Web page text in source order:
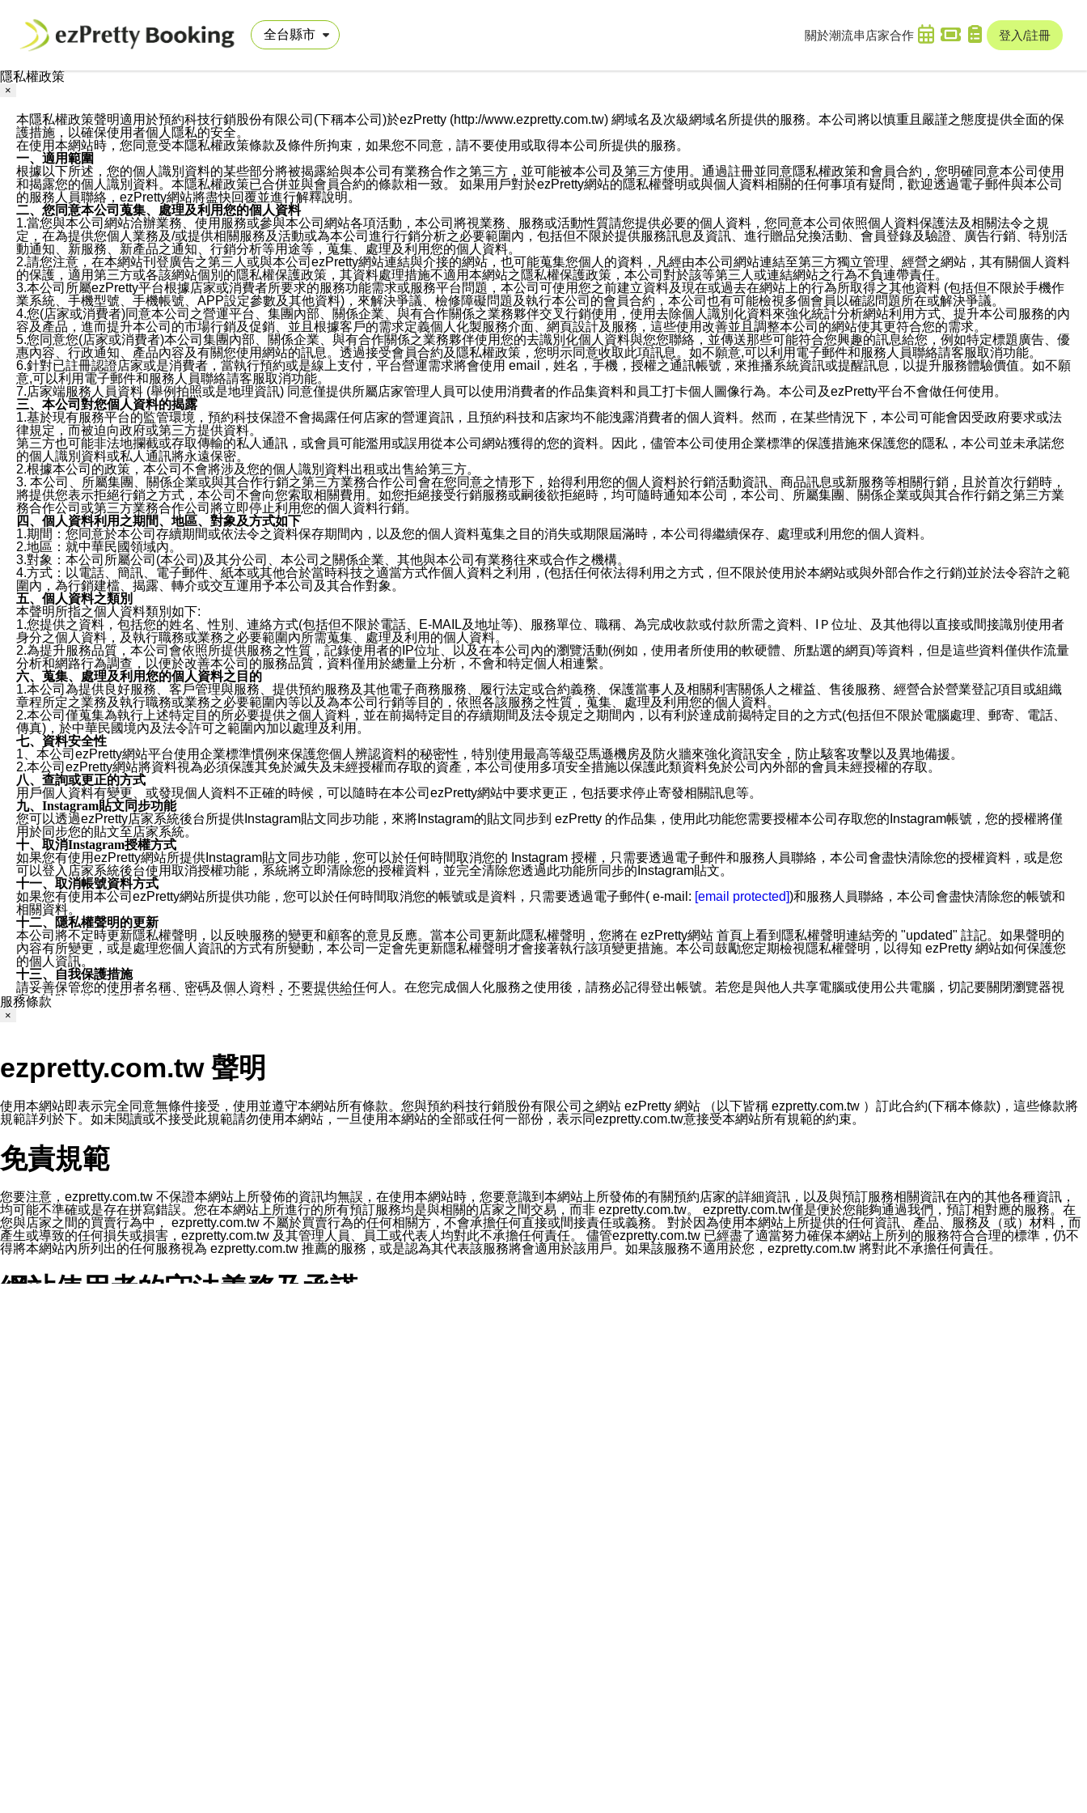
關於潮流串 店家合作 登入/註冊
隱私權政策
×
本隱私權政策聲明適用於預約科技行銷股份有限公司(下稱本公司)於ezPretty (http://www.ezpretty.com.tw) 網域名及次級網域名所提供的服務。本公司將以慎重且嚴謹之態度提供全面的保
護措施，以確保使用者個人隱私的安全。
在使用本網站時，您同意受本隱私權政策條款及條件所拘束，如果您不同意，請不要使用或取得本公司所提供的服務。
一、適用範圍
根據以下所述，您的個人識別資料的某些部分將被揭露給與本公司有業務合作之第三方，並可能被本公司及第三方使用。通過註冊並同意隱私權政策和會員合約，您明確同意本公司使用
和揭露您的個人識別資料。本隱私權政策已合併並與會員合約的條款相一致。 如果用戶對於ezPretty網站的隱私權聲明或與個人資料相關的任何事項有疑問，歡迎透過電子郵件與本公司
的服務人員聯絡，ezPretty網站將盡快回覆並進行解釋說明。
二、您同意本公司蒐集、處理及利用您的個人資料
1.當您與本公司網站洽辦業務、使用服務或參與本公司網站各項活動，本公司將視業務、服務或活動性質請您提供必要的個人資料，您同意本公司依照個人資料保護法及相關法令之規
定，在為提供您個人業務及/或提供相關服務及活動或為本公司進行行銷分析之必要範圍內，包括但不限於提供服務訊息及資訊、進行贈品兌換活動、會員登錄及驗證、廣告行銷、特別活
動通知、新服務、新產品之通知、行銷分析等用途等，蒐集、處理及利用您的個人資料。
2.請您注意，在本網站刊登廣告之第三人或與本公司ezPretty網站連結與介接的網站，也可能蒐集您個人的資料，凡經由本公司網站連結至第三方獨立管理、經營之網站，其有關個人資料
的保護，適用第三方或各該網站個別的隱私權保護政策，其資料處理措施不適用本網站之隱私權保護政策，本公司對於該等第三人或連結網站之行為不負連帶責任。
3.本公司所屬ezPretty平台根據店家或消費者所要求的服務功能需求或服務平台問題，本公司可使用您之前建立資料及現在或過去在網站上的行為所取得之其他資料 (包括但不限於手機作
業系統、手機型號、手機帳號、APP設定參數及其他資料)，來解決爭議、檢修障礙問題及執行本公司的會員合約，本公司也有可能檢視多個會員以確認問題所在或解決爭議。
4.您(店家或消費者)同意本公司之營運平台、集團內部、關係企業、與有合作關係之業務夥伴交叉行銷使用，使用去除個人識別化資料來強化統計分析網站利用方式、提升本公司服務的內
容及產品，進而提升本公司的市場行銷及促銷、並且根據客戶的需求定義個人化製服務介面、網頁設計及服務，這些使用改善並且調整本公司的網站使其更符合您的需求。
5.您同意您(店家或消費者)本公司集團內部、關係企業、與有合作關係之業務夥伴使用您的去識別化個人資料與您您聯絡，並傳送那些可能符合您興趣的訊息給您，例如特定標題廣告、優
惠內容、行政通知、產品內容及有關您使用網站的訊息。透過接受會員合約及隱私權政策，您明示同意收取此項訊息。如不願意,可以利用電子郵件和服務人員聯絡請客服取消功能。
6.針對已註冊認證店家或是消費者，當執行預約或是線上支付，平台營運需求將會使用 email，姓名，手機，授權之通訊帳號，來推播系統資訊或提醒訊息，以提升服務體驗價值。如不願
意,可以利用電子郵件和服務人員聯絡請客服取消功能。
7.店家端服務人員資料 (舉例拍照或是地理資訊) 同意僅提供所屬店家管理人員可以使用消費者的作品集資料和員工打卡個人圖像行為。本公司及ezPretty平台不會做任何使用。
三、本公司對您個人資料的揭露
1.基於現有服務平台的監管環境，預約科技保證不會揭露任何店家的營運資訊，且預約科技和店家均不能洩露消費者的個人資料。然而，在某些情況下，本公司可能會因受政府要求或法
律規定，而被迫向政府或第三方提供資料。
第三方也可能非法地攔截或存取傳輸的私人通訊，或會員可能濫用或誤用從本公司網站獲得的您的資料。因此，儘管本公司使用企業標準的保護措施來保護您的隱私，本公司並未承諾您
的個人識別資料或私人通訊將永遠保密。
2.根據本公司的政策，本公司不會將涉及您的個人識別資料出租或出售給第三方。
3. 本公司、所屬集團、關係企業或與其合作行銷之第三方業務合作公司會在您同意之情形下，始得利用您的個人資料於行銷活動資訊、商品訊息或新服務等相關行銷，且於首次行銷時，
將提供您表示拒絕行銷之方式，本公司不會向您索取相關費用。如您拒絕接受行銷服務或嗣後欲拒絕時，均可隨時通知本公司，本公司、所屬集團、關係企業或與其合作行銷之第三方業
務合作公司或第三方業務合作公司將立即停止利用您的個人資料行銷。
四、個人資料利用之期間、地區、對象及方式如下
1.期間：您同意於本公司存續期間或依法令之資料保存期間內，以及您的個人資料蒐集之目的消失或期限屆滿時，本公司得繼續保存、處理或利用您的個人資料。
2.地區：就中華民國領域內。
3.對象：本公司所屬公司(本公司)及其分公司、本公司之關係企業、其他與本公司有業務往來或合作之機構。
4.方式：以電話、簡訊、電子郵件、紙本或其他合於當時科技之適當方式作個人資料之利用，(包括任何依法得利用之方式，但不限於使用於本網站或與外部合作之行銷)並於法令容許之範
圍內，為行銷建檔、揭露、轉介或交互運用予本公司及其合作對象。
五、個人資料之類別
本聲明所指之個人資料類別如下:
1.您提供之資料，包括您的姓名、性別、連絡方式(包括但不限於電話、E-MAIL及地址等)、服務單位、職稱、為完成收款或付款所需之資料、IＰ位址、及其他得以直接或間接識別使用者
身分之個人資料，及執行職務或業務之必要範圍內所需蒐集、處理及利用的個人資料。
2.為提升服務品質，本公司會依照所提供服務之性質，記錄使用者的IP位址、以及在本公司內的瀏覽活動(例如，使用者所使用的軟硬體、所點選的網頁)等資料，但是這些資料僅供作流量
分析和網路行為調查，以便於改善本公司的服務品質，資料僅用於總量上分析，不會和特定個人相連繫。
六、蒐集、處理及利用您的個人資料之目的
1.本公司為提供良好服務、客戶管理與服務、提供預約服務及其他電子商務服務、履行法定或合約義務、保護當事人及相關利害關係人之權益、售後服務、經營合於營業登記項目或組織
章程所定之業務及執行職務或業務之必要範圍內等以及為本公司行銷等目的，依照各該服務之性質，蒐集、處理及利用您的個人資料。
2.本公司僅蒐集為執行上述特定目的所必要提供之個人資料，並在前揭特定目的存續期間及法令規定之期間內，以有利於達成前揭特定目的之方式(包括但不限於電腦處理、郵寄、電話、
傳真)，於中華民國境內及法令許可之範圍內加以處理及利用。
七、資料安全性
1、本公司ezPretty網站平台使用企業標準慣例來保護您個人辨認資料的秘密性，特別使用最高等級亞馬遜機房及防火牆來強化資訊安全，防止駭客攻擊以及異地備援。
2.本公司ezPretty網站將資料視為必須保護其免於滅失及未經授權而存取的資產，本公司使用多項安全措施以保護此類資料免於公司內外部的會員未經授權的存取。
八、查詢或更正的方式
用戶個人資料有變更、或發現個人資料不正確的時候，可以隨時在本公司ezPretty網站中要求更正，包括要求停止寄發相關訊息等。
九、Instagram貼文同步功能
您可以透過ezPretty店家系統後台所提供Instagram貼文同步功能，來將Instagram的貼文同步到 ezPretty 的作品集，使用此功能您需要授權本公司存取您的Instagram帳號，您的授權將僅
用於同步您的貼文至店家系統。
十、取消Instagram授權方式
如果您有使用ezPretty網站所提供Instagram貼文同步功能，您可以於任何時間取消您的 Instagram 授權，只需要透過電子郵件和服務人員聯絡，本公司會盡快清除您的授權資料，或是您
可以登入店家系統後台使用取消授權功能，系統將立即清除您的授權資料，並完全清除您透過此功能所同步的Instagram貼文。
十一、取消帳號資料方式
如果您有使用本公司ezPretty網站所提供功能，您可以於任何時間取消您的帳號或是資料，只需要透過電子郵件( e-mail: [email protected])和服務人員聯絡，本公司會盡快清除您的帳號和
相關資料。
十二、隱私權聲明的更新
本公司將不定時更新隱私權聲明，以反映服務的變更和顧客的意見反應。當本公司更新此隱私權聲明，您將在 ezPretty網站 首頁上看到隱私權聲明連結旁的 "updated" 註記。如果聲明的
內容有所變更，或是處理您個人資訊的方式有所變動，本公司一定會先更新隱私權聲明才會接著執行該項變更措施。本公司鼓勵您定期檢視隱私權聲明，以得知 ezPretty 網站如何保護您
的個人資訊。
十三、自我保護措施
請妥善保管您的使用者名稱、密碼及個人資料，不要提供給任何人。在您完成個人化服務之使用後，請務必記得登出帳號。若您是與他人共享電腦或使用公共電腦，切記要關閉瀏覽器視
窗，以防止他人讀取您的個人資料、信件或進入所機關管理區。
本公司/本服務將以通知型訊息傳送重要訊息給您。即使未加入本公司/本服務好友，您仍可接收到通知型訊息。
本公司/本服務傳送之通知型訊息以對您有效且重要的訊息為限，以廣告或其他目的的訊息皆不會被傳送。滿足以下三個條件者，將可收到通知型訊息。
2.該 LINE 帳號已在 LINE APP 設定中，同意接收通知型訊息。
3.LINE 帳號未封鎖傳送訊息之 LINE 官方帳號。
欲變更通知型訊息的設定，操作如下：
1.點選「主頁」＞「設定」
2.點選「隱私設定」
3.點選「提供使用資料」
5.開關「接收LINE通知型訊息」
❗️關閉「接收通知型訊息」後，將不會接收到來自任何企業官方帳號或認證官方帳號的通知型訊息。
服務條款
×
ezpretty.com.tw 聲明
使用本網站即表示完全同意無條件接受，使用並遵守本網站所有條款。您與預約科技行銷股份有限公司之網站 ezPretty 網站 （以下皆稱 ezpretty.com.tw ）訂此合約(下稱本條款)，這些條款將
規範詳列於下。如未閱讀或不接受此規範請勿使用本網站，一旦使用本網站的全部或任何一部份，表示同ezpretty.com.tw意接受本網站所有規範的約束。
免責規範
您要注意，ezpretty.com.tw 不保證本網站上所發佈的資訊均無誤，在使用本網站時，您要意識到本網站上所發佈的有關預約店家的詳細資訊，以及與預訂服務相關資訊在內的其他各種資訊，
均可能不準確或是存在拼寫錯誤。您在本網站上所進行的所有預訂服務均是與相關的店家之間交易，而非 ezpretty.com.tw。 ezpretty.com.tw僅是便於您能夠通過我們，預訂相對應的服務。在
您與店家之間的買賣行為中， ezpretty.com.tw 不屬於買賣行為的任何相關方，不會承擔任何直接或間接責任或義務。 對於因為使用本網站上所提供的任何資訊、產品、服務及（或）材料，而
產生或導致的任何損失或損害，ezpretty.com.tw 及其管理人員、員工或代表人均對此不承擔任何責任。 儘管ezpretty.com.tw 已經盡了適當努力確保本網站上所列的服務符合合理的標準，仍不
得將本網站內所列出的任何服務視為 ezpretty.com.tw 推薦的服務，或是認為其代表該服務將會適用於該用戶。如果該服務不適用於您，ezpretty.com.tw 將對此不承擔任何責任。
網站使用者的守法義務及承諾